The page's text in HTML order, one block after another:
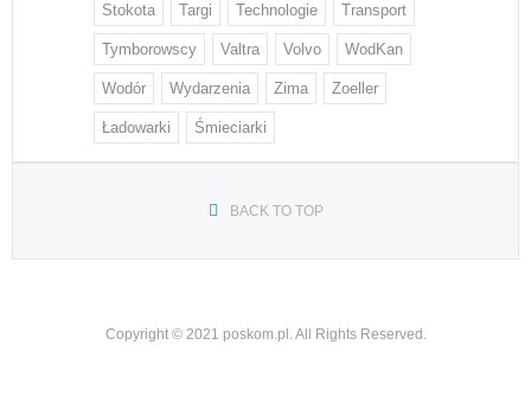
Stokota Targi Technologie Transport
Tymborowscy Valtra Volvo WodKan
Wodór Wydarzenia Zima Zoeller
Ładowarki Śmieciarki
BACK TO TOP
Copyright © 2021 poskom.pl. All Rights Reserved.